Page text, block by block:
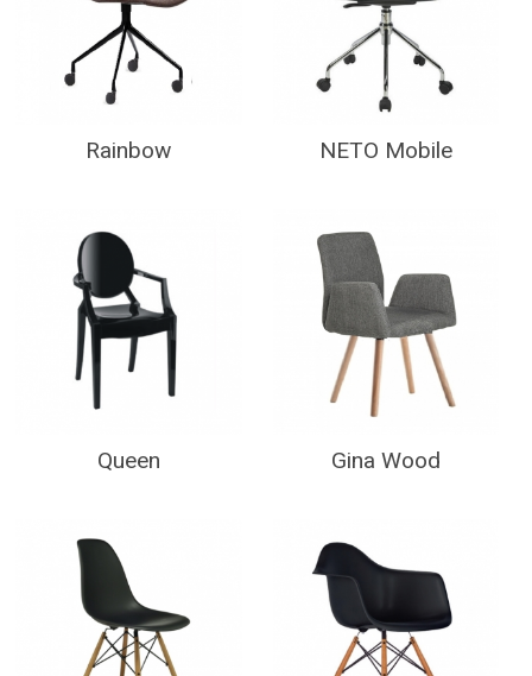
NETO Mobile
Rainbow
Gina Wood
Queen